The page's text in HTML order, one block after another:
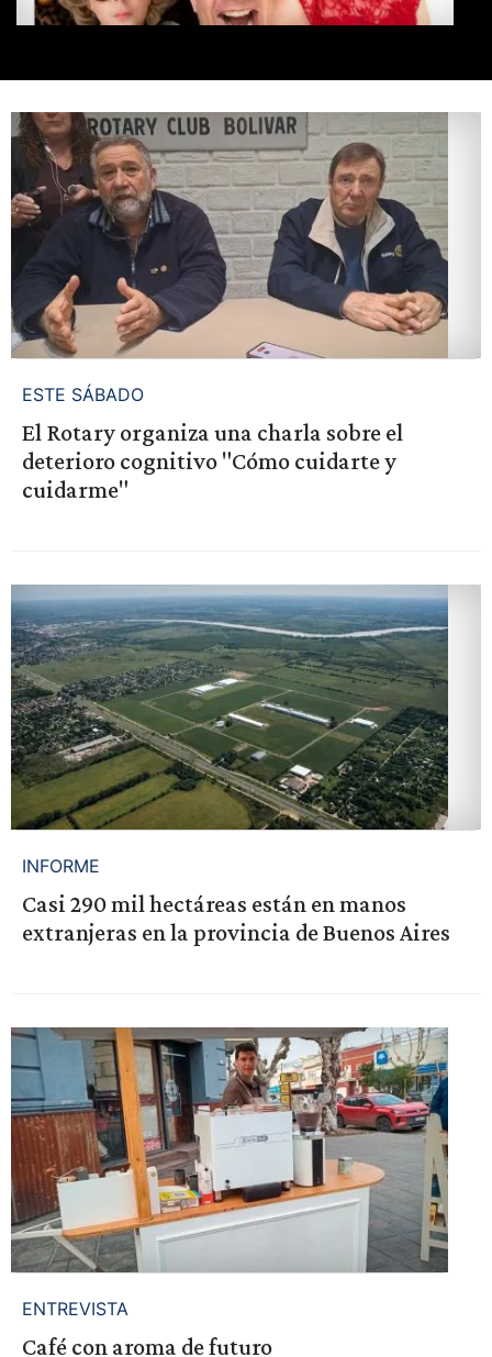
ESTE SÁBADO
El Rotary organiza una charla sobre el
deterioro cognitivo "Cómo cuidarte y
cuidarme"
INFORME
Casi 290 mil hectáreas están en manos
extranjeras en la provincia de Buenos Aires
ENTREVISTA
Café con aroma de futuro